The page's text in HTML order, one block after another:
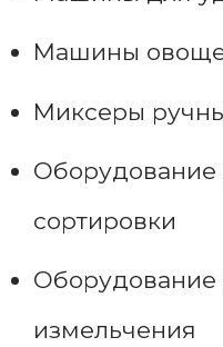
Машины
Миксеры
Оборудование
сортировки
Оборудование
измельчения